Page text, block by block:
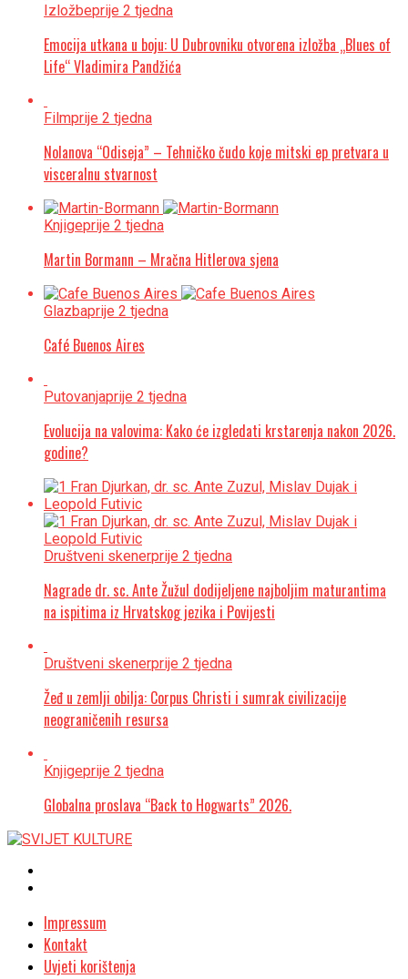
Izložbeprije 2 tjedna
Emocija utkana u boju: U Dubrovniku otvorena izložba „Blues of
Life“ Vladimira Pandžića
Filmprije 2 tjedna
Nolanova “Odiseja” – Tehničko čudo koje mitski ep pretvara u
visceralnu stvarnost
Knjigeprije 2 tjedna
Martin Bormann – Mračna Hitlerova sjena
Glazbaprije 2 tjedna
Café Buenos Aires
Putovanjaprije 2 tjedna
Evolucija na valovima: Kako će izgledati krstarenja nakon 2026.
godine?
Društveni skenerprije 2 tjedna
Nagrade dr. sc. Ante Žužul dodijeljene najboljim maturantima
na ispitima iz Hrvatskog jezika i Povijesti
Društveni skenerprije 2 tjedna
Žeđ u zemlji obilja: Corpus Christi i sumrak civilizacije
neograničenih resursa
Knjigeprije 2 tjedna
Globalna proslava “Back to Hogwarts” 2026.
Impressum
Kontakt
Uvjeti korištenja